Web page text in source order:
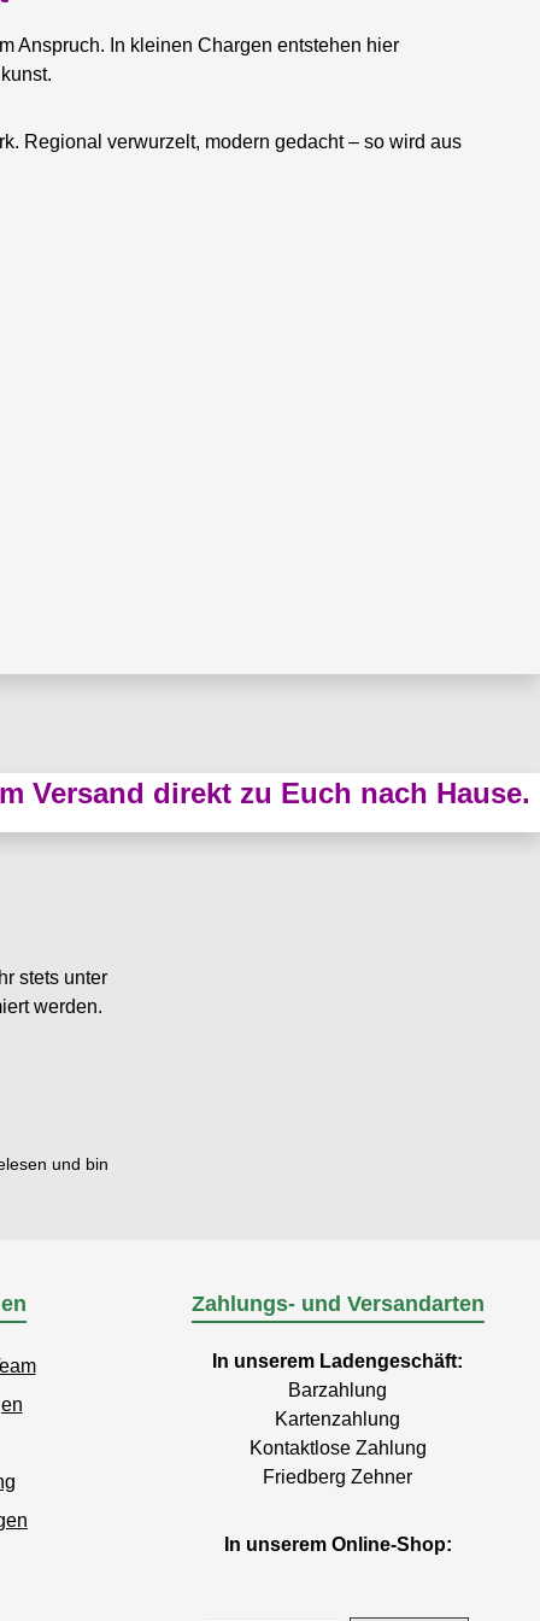
Anspruch. In kleinen Chargen entstehen hier
Regional verwurzelt, modern gedacht – so wird aus
Versand direkt zu Euch nach Hause.
stets unter
werden.
und bin
Zahlungs- und Versandarten
In unserem Ladengeschäft:
Barzahlung
Kartenzahlung
Kontaktlose Zahlung
Friedberg Zehner
In unserem Online-Shop: